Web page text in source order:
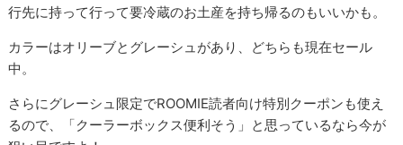
行先に持って行って要冷蔵のお土産を持ち帰るのもいいかも。
カラーはオリーブとグレーシュがあり、どちらも現在セール
中。
さらにグレーシュ限定でROOMIE読者向け特別クーポンも使え
るので、「クーラーボックス便利そう」と思っているなら今が